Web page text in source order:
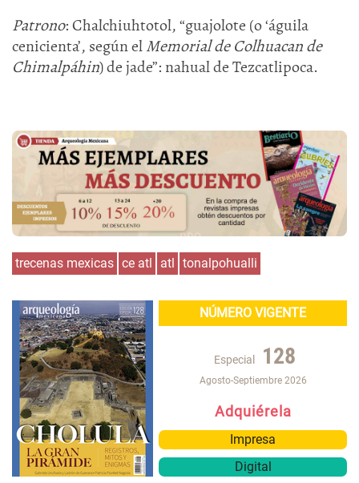
Patrono: Chalchiuhtotol, “guajolote (o ‘águila
cenicienta’, según elMemorial de Colhuacan de
Chimalpáhin) de jade”: nahual de Tezcatlipoca.
trecenas mexicas ce atl atl tonalpohualli
NÚMERO VIGENTE
Especial 128
Agosto-Septiembre 2026
Adquiérela
Impresa
Digital